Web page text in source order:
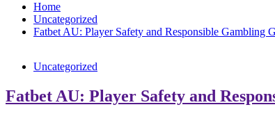
Home
Uncategorized
Fatbet AU: Player Safety and Responsible Gambling
Uncategorized
Fatbet AU: Player Safety and